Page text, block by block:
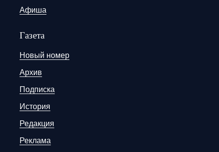
Афиша
Газета
Новый номер
Архив
Подписка
История
Редакция
Реклама